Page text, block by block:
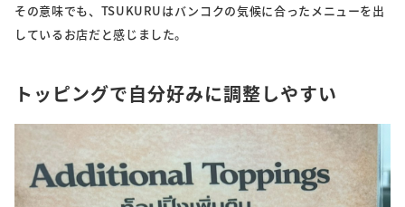
その意味でも、TSUKURUはバンコクの気候に合ったメニューを出
しているお店だと感じました。
トッピングで自分好みに調整しやすい